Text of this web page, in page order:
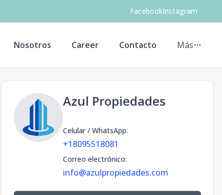
FacebookInstagram
Nosotros Career Contacto Más
Azul Propiedades
Celular / WhatsApp:
+18095518081
Correo electrónico:
info@azulpropiedades.com